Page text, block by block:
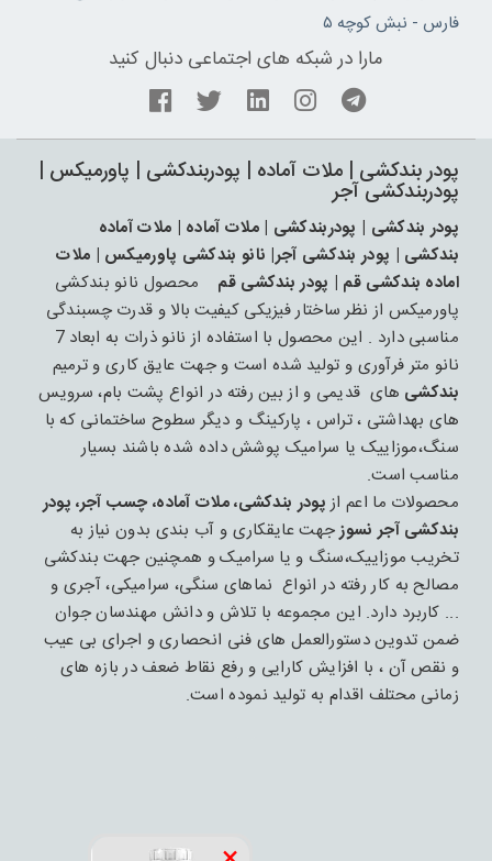
فارس - نبش کوچه ۵
مارا در شبکه های اجتماعی دنبال کنید
پودر بندکشی | ملات آماده | پودربندکشی | پاورمیکس |
پودربندکشی آجر
پودر بندکشی | پودربندکشی | ملات آماده | ملات آماده
بندکشی | پودر بندکشی آجر| نانو بندکشی پاورمیکس | ملات
اماده بندکشی قم | پودر بندکشی قم
محصول نانو بندکشی
پاورمیکس از نظر ساختار فیزیکی کیفیت بالا و قدرت چسبندگی
مناسبی دارد . این محصول با استفاده از نانو ذرات به ابعاد 7
نانو متر فرآوری و تولید شده است و جهت عایق کاری و ترمیم
بندکشی های قدیمی و از بین رفته در انواع پشت بام، سرویس
های بهداشتی ، تراس ، پارکینگ و دیگر سطوح ساختمانی که با
سنگ،موزاییک یا سرامیک پوشش داده شده باشند بسیار
مناسب است.
محصولات ما اعم از پودر بندکشی، ملات آماده، چسب آجر، پودر
بندکشی آجر نسوزجهت عایقکاری و آب بندی بدون نیاز به
تخریب موزاییک،سنگ و یا سرامیک و همچنین جهت بندکشی
مصالح به کار رفته در انواع نماهای سنگی، سرامیکی، آجری و
... کاربرد دارد. این مجموعه با تلاش و دانش مهندسان جوان
ضمن تدوین دستورالعمل های فنی انحصاری و اجرای بی عیب
و نقص آن ، با افزایش کارایی و رفع نقاط ضعف در بازه های
زمانی محتلف اقدام به تولید نموده است.